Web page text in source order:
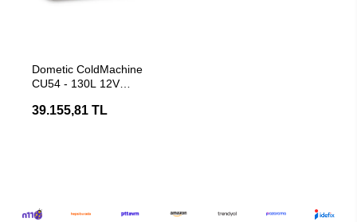
Dometic ColdMachine
CU54 - 130L 12V
39.155,81 TL